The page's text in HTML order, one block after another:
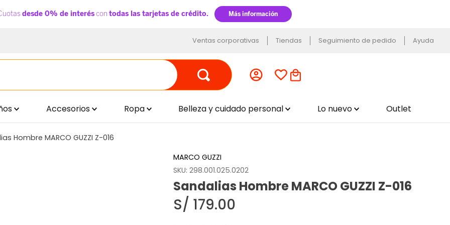
Ventas corporativas Tiendas Seguimiento de pedido Ayuda
Accesorios Ropa Belleza y cuidado personal Lo nuevo Outlet
Hombre MARCO GUZZI Z-016
MARCO GUZZI
SKU: 298.001.025.0202
Sandalias Hombre MARCO GUZZI Z-016
S/ 179.00